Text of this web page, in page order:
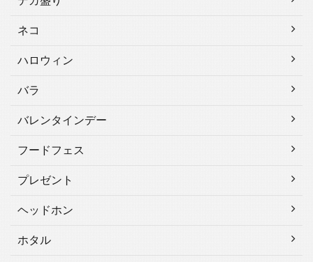
ネコ
ハロウィン
バラ
バレンタインデー
フードフェス
プレゼント
ヘッドホン
ホタル